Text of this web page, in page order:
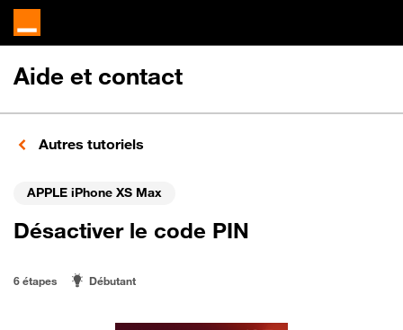
Aide et contact
Autres tutoriels
APPLE iPhone XS Max
Désactiver le code PIN
6 étapes Débutant